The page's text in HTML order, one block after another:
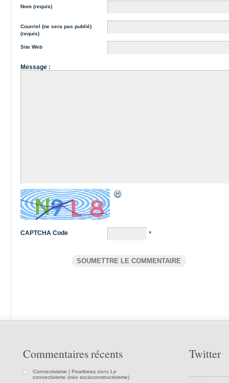
Nom (requis)
Courriel (ne sera pas publié)
(requis)
Site Web
Message :
CAPTCHA Code *
Commentaires récents
Connectivisme | Pearltrees dans Le
connectivisme (néo socioconstructivisme)
Twitter